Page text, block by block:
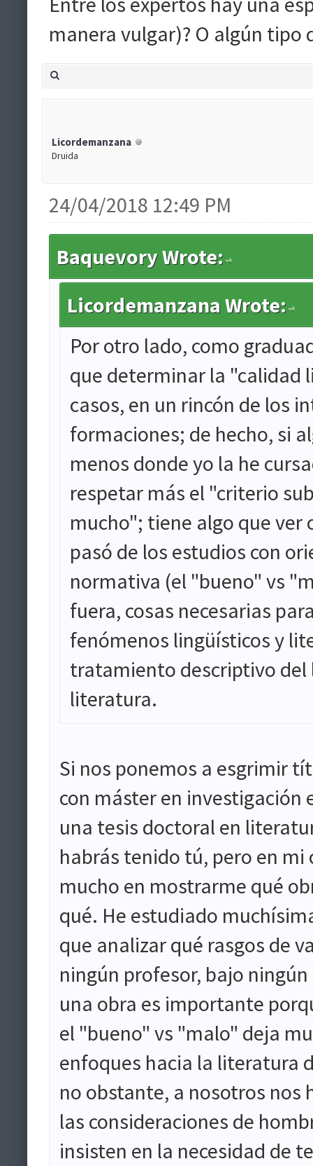
manera vulgar)? O algún tipo
Licordemanzana
Druida
24/04/2018 12:49 PM
Baquevory Wrote:
Licordemanzana Wrote:
Por otro lado, como
que determinar la "calidad
casos, en un rincón de los
formaciones; de hecho, si
menos donde yo la he
respetar más el "criterio
mucho"; tiene algo que ver
pasó de los estudios con
normativa (el "bueno" vs
fuera, cosas necesarias
fenómenos lingüísticos y
tratamiento descriptivo del
literatura.
Si nos ponemos a esgrimir
con máster en
una tesis doctoral en
habrás tenido tú, pero en
mucho en mostrarme qué
qué. He estudiado
que analizar qué rasgos de
ningún profesor, bajo
una obra es importante
el "bueno" vs "malo" deja
enfoques hacia la literatura
no obstante, a nosotros nos
las consideraciones de
insisten en la necesidad de